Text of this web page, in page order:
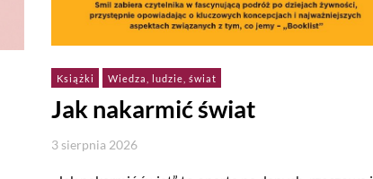
Książki Wiedza, ludzie, świat
Jak nakarmić świat
3 sierpnia 2026